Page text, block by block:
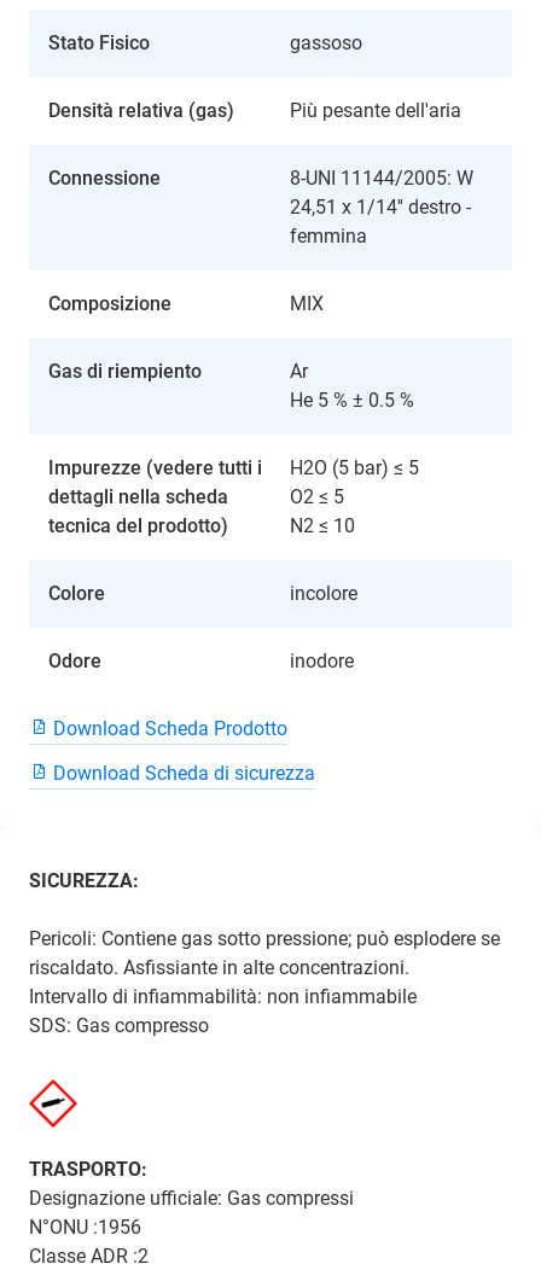
Stato Fisico gassoso
Densità relativa (gas) Più pesante dell'aria
Connessione
8-UNI 11144/2005: W
24,51 x 1/14'' destro -
femmina
Composizione MIX
Gas di riempiento
Ar
He 5 % ± 0.5 %
Impurezze (vedere tutti i
dettagli nella scheda
tecnica del prodotto)
H2O (5 bar) ≤ 5
O2 ≤ 5
N2 ≤ 10
Colore incolore
Odore inodore
Download Scheda Prodotto
Download Scheda di sicurezza
SICUREZZA:
Pericoli: Contiene gas sotto pressione; può esplodere se
riscaldato. Asfissiante in alte concentrazioni.
Intervallo di infiammabilità: non infiammabile
SDS: Gas compresso
TRASPORTO:
Designazione ufficiale: Gas compressi
N°ONU :1956
Classe ADR :2